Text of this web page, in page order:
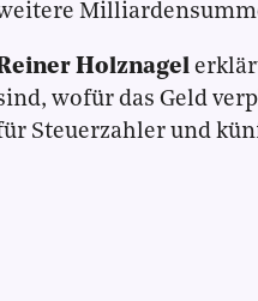
Holznagel
wofür das Geld
Steuerzahler und